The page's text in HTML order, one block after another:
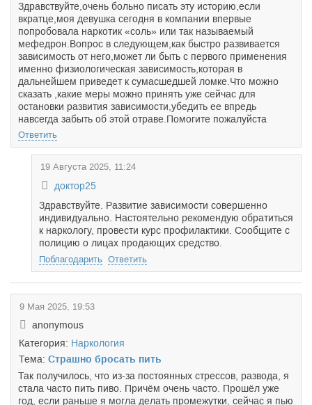
Здравствуйте,очень больно писать эту историю,если
вкратце,моя девушка сегодня в компании впервые
попробовала наркотик «соль» или так называемый
мефедрон.Вопрос в следующем,как быстро развивается
зависимость от него,может ли быть с первого применения
именно физиологическая зависимость,которая в
дальнейшем приведет к сумасшедшей ломке.Что можно
сказать ,какие меры можно принять уже сейчас для
остановки развития зависимости,убедить ее впредь
навсегда забыть об этой отраве.Помогите пожалуйста
Ответить
19 Августа 2025, 11:24
доктор25
Здравствуйте. Развитие зависимости совершенно
индивидуально. Настоятельно рекомендую обратиться
к наркологу, провести курс профилактики. Сообщите с
полицию о лицах продающих средство.
Поблагодарить Ответить
9 Мая 2025, 19:53
anonymous
Категория: Наркология
Тема: Страшно бросать пить
Так получилось, что из-за постоянных стрессов, развода, я
стала часто пить пиво. Причём очень часто. Прошёл уже
год, если раньше я могла делать промежутки, сейчас я пью